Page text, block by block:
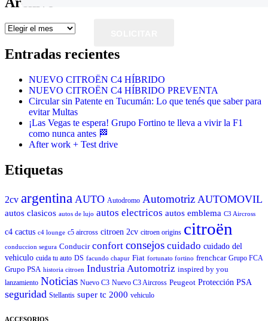
Archivo
Entradas recientes
NUEVO CITROËN C4 HÍBRIDO
NUEVO CITROËN C4 HÍBRIDO PREVENTA
Circular sin Patente en Tucumán: Lo que tenés que saber para
evitar Multas
¡Las Vegas te espera! Grupo Fortino te lleva a vivir la F1
como nunca antes 🏁
After work + Test drive
Etiquetas
2cv argentina AUTO Autodromo Automotriz AUTOMOVIL
autos clasicos autos de lujo autos electricos autos emblema C3 Aircross
c4 cactus c4 lounge c5 aircross citroen 2cv citroen origins citroën
conduccion segura Conducir confort consejos cuidado cuidado del
vehiculo cuida tu auto DS facundo chapur Fiat fortunato fortino frenchcar Grupo FCA
Grupo PSA historia citroen Industria Automotriz inspired by you
lanzamiento Noticias Nuevo C3 Nuevo C3 Aircross Peugeot Protección PSA
seguridad Stellantis super tc 2000 vehiculo
ACCESORIOS